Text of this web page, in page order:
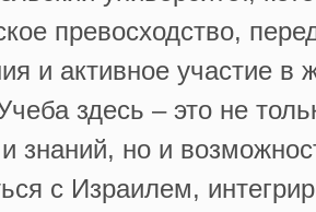
превосходство,
и активное участие в
здесь – это не
знаний, но и
с Израилем,